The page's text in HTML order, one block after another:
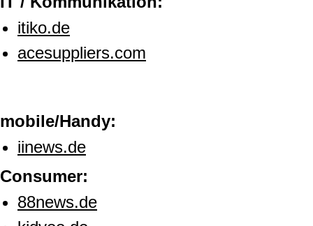
itiko.de
acesuppliers.com
mobile/Handy:
iinews.de
Consumer:
88news.de